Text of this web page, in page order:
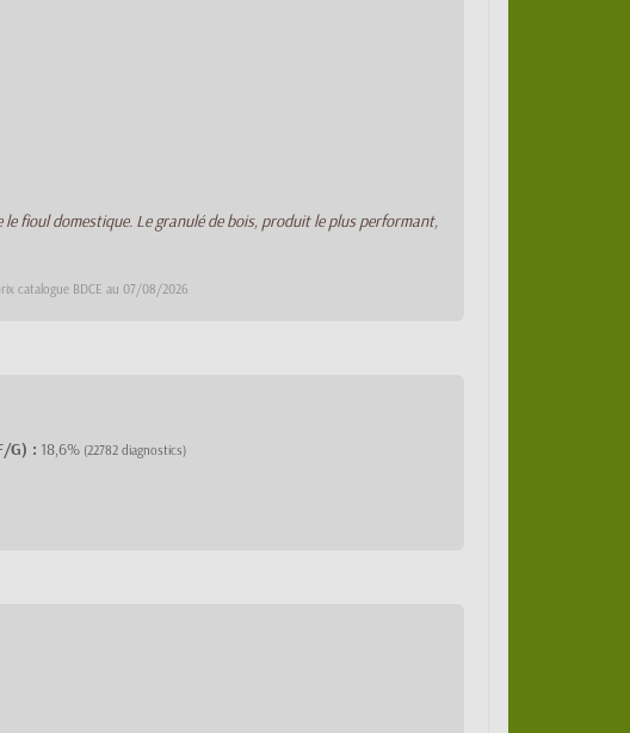
fioul domestique. Le granulé de bois, produit le plus performant,
catalogue BDCE au 07/08/2026
G) : 18,6% (22782 diagnostics)